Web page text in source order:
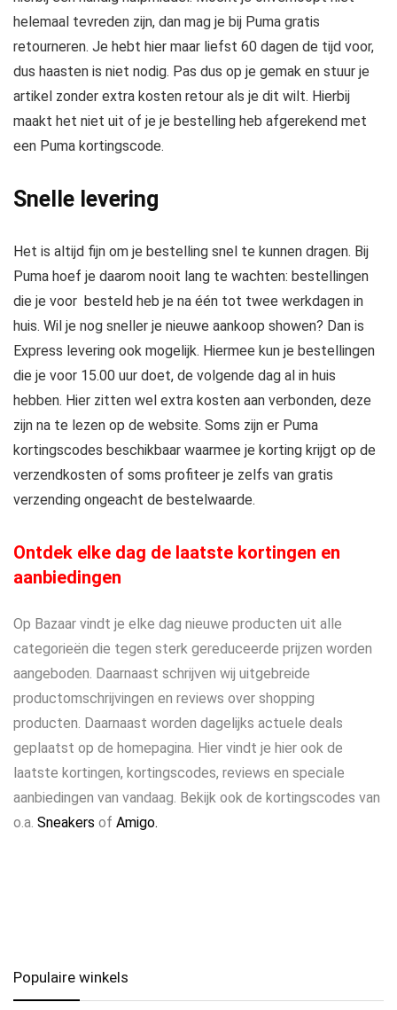
helemaal tevreden zijn, dan mag je bij Puma gratis
retourneren. Je hebt hier maar liefst 60 dagen de tijd voor,
dus haasten is niet nodig. Pas dus op je gemak en stuur je
artikel zonder extra kosten retour als je dit wilt. Hierbij
maakt het niet uit of je je bestelling heb afgerekend met
een Puma kortingscode.
Snelle levering
Het is altijd fijn om je bestelling snel te kunnen dragen. Bij
Puma hoef je daarom nooit lang te wachten: bestellingen
die je voor besteld heb je na één tot twee werkdagen in
huis. Wil je nog sneller je nieuwe aankoop showen? Dan is
Express levering ook mogelijk. Hiermee kun je bestellingen
die je voor 15.00 uur doet, de volgende dag al in huis
hebben. Hier zitten wel extra kosten aan verbonden, deze
zijn na te lezen op de website. Soms zijn er Puma
kortingscodes beschikbaar waarmee je korting krijgt op de
verzendkosten of soms profiteer je zelfs van gratis
verzending ongeacht de bestelwaarde.
Ontdek elke dag de laatste kortingen en
aanbiedingen
Op Bazaar vindt je elke dag nieuwe producten uit alle
categorieën die tegen sterk gereduceerde prijzen worden
aangeboden. Daarnaast schrijven wij uitgebreide
productomschrijvingen en reviews over shopping
producten. Daarnaast worden dagelijks actuele deals
geplaatst op de homepagina. Hier vindt je hier ook de
laatste kortingen, kortingscodes, reviews en speciale
aanbiedingen van vandaag. Bekijk ook de kortingscodes van
o.a. Sneakers of Amigo.
Populaire winkels